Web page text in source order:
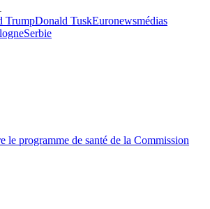
TrumpDonald TuskEuronewsmédias
Serbie
le programme de santé de la Commission